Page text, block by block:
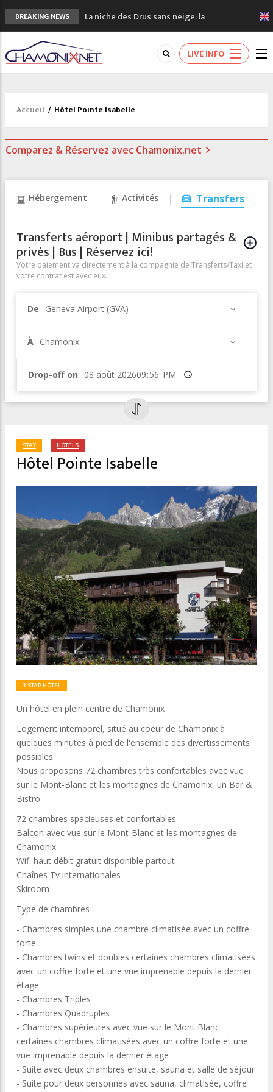
BREAKING NEWS
La niche des Drus sans neige: la
sécheresse en haute montagne
3 bonnes raisons pour visiter le nouveau
Musée du Mont-Blanc
Accidents en montagne: 3 personnes sont
Craft ouvre un nouveau magasin de course
LIVE INFO
Accueil / Hôtel Pointe Isabelle
Comparez & Réservez avec Chamonix.net
Hébergement Activités Transfers
Transferts aéroport | Minibus partagés &
privés | Bus | Réservez ici!
Votre paiement va directement à la compagnie de Transferts/Taxi et
votre contrat est avec eux.
De Geneva Airport (GVA)
À Chamonix
Drop-off on Heure
STAY HOTELS
Hôtel Pointe Isabelle
3 STAR HÔTEL
Un hôtel en plein centre de Chamonix
Logement intemporel, situé au coeur de Chamonix à
quelques minutes à pied de l'ensemble des divertissements
possibles.
Nous proposons 72 chambres très confortables avec vue
sur le Mont-Blanc et les montagnes de Chamonix, un Bar &
Bistro.
72 chambres spacieuses et confortables.
Balcon avec vue sur le Mont-Blanc et les montagnes de
Chamonix.
Wifi haut débit gratuit disponible partout
Chaînes Tv internationales
Skiroom
Type de chambres :
- Chambres simples une chambre climatisée avec un coffre
forte
- Chambres twins et doubles certaines chambres climatisées
avec un coffre forte et une vue imprenable depuis la dernier
étage
- Chambres Triples
- Chambres Quadruples
- Chambres supérieures avec vue sur le Mont Blanc
certaines chambres climatisées avec un coffre forte et une
vue imprenable depuis la dernier étage
- Suite avec deux chambres ensuite, sauna et salle de séjour
- Suite pour deux personnes avec sauna, climatisée, coffre